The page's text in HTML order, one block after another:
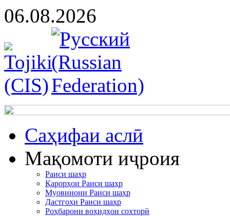
06.08.2026
Cаҳифаи аслӣ
Мақомоти иҷроия
Раиси шаҳр
Қарорҳои Раиси шаҳр
Муовинони Раиси шаҳр
Дастгоҳи Раиси шаҳр
Роҳбарони воҳидҳои сохторӣ